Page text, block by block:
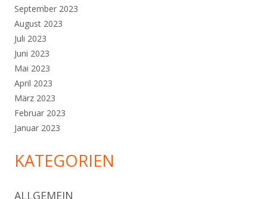
September 2023
August 2023
Juli 2023
Juni 2023
Mai 2023
April 2023
März 2023
Februar 2023
Januar 2023
KATEGORIEN
ALLGEMEIN